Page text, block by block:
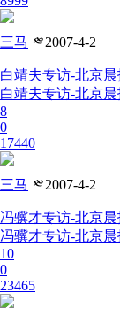
三马 ༭ 2007-4-2
白靖夫专访-北京
白靖夫专访-北京
8
0
17440
三马 ༭ 2007-4-2
冯骥才专访-北京
冯骥才专访-北京
10
0
23465